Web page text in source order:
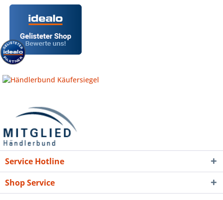
Service Hotline
Shop Service